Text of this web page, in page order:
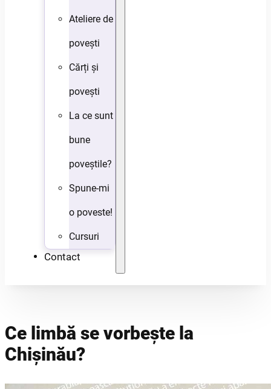
Ateliere de
povești
Cărți și
povești
La ce sunt
bune
poveștile?
Spune-mi
o poveste!
Cursuri
Contact
Ce limbă se vorbeşte la
Chişinău?